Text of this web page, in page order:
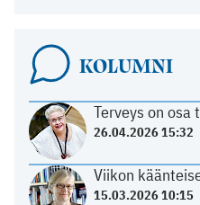
KOLUMNI
Terveys on
26.04.2026 15:32
Viikon
15.03.2026 10:15